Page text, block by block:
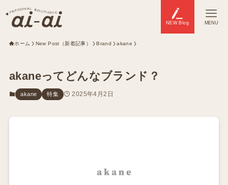
NEW Blog MENU
ホーム New Post（新着記事） Brand akane
akaneってどんなブランド？
akane 特集 2025年4月2日